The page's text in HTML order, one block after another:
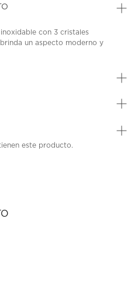
con 3 cristales
un aspecto moderno y
este producto.